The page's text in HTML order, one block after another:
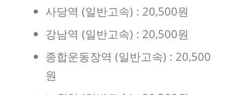
사당역 (일반고속) : 20,500원
강남역 (일반고속) : 20,500원
종합운동장역 (일반고속) : 20,500
원